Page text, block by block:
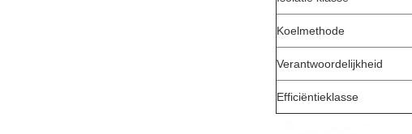
Koelmethode
Verantwoordelijkheid
Efficiëntieklasse